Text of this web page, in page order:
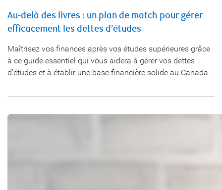
Au-delà des livres : un plan de match pour gérer
efficacement les dettes d’études
Maîtrisez vos finances après vos études supérieures grâce
à ce guide essentiel qui vous aidera à gérer vos dettes
d’études et à établir une base financière solide au Canada.